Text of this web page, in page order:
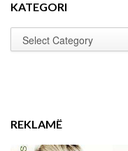
KATEGORI
REKLAMË